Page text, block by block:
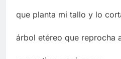
que planta mi tallo y lo
árbol etéreo que reprocha